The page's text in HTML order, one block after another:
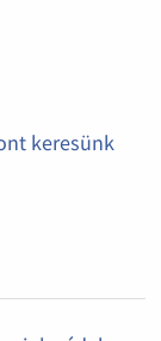
keresünk